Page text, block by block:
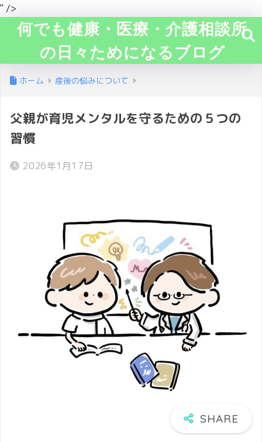
" />
何でも健康・医療・介護相談所
の日々ためになるブログ
ホーム 産後の悩みについて
父親が育児メンタルを守るための５つの
習慣
2026年1月17日